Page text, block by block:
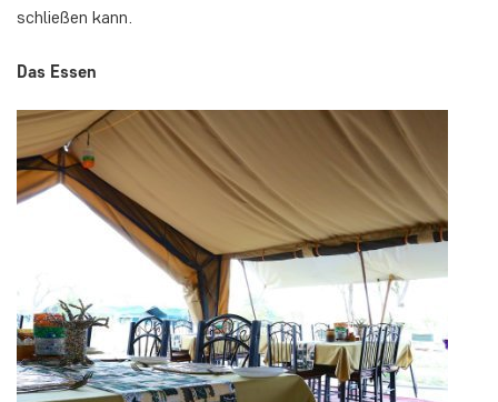
schließen kann.
Das Essen